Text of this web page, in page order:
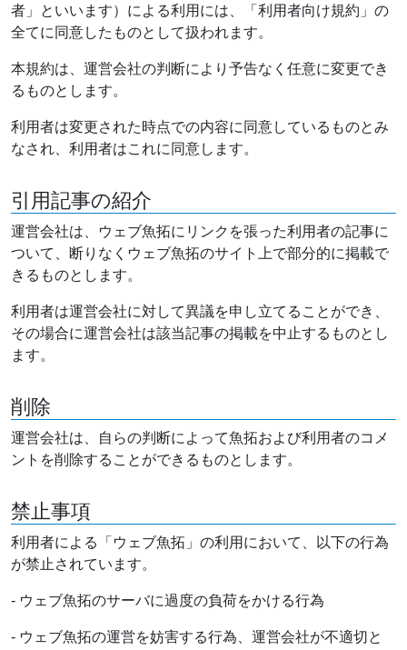
者」といいます）による利用には、「利用者向け規約」の
全てに同意したものとして扱われます。
本規約は、運営会社の判断により予告なく任意に変更でき
るものとします。
利用者は変更された時点での内容に同意しているものとみ
なされ、利用者はこれに同意します。
引用記事の紹介
運営会社は、ウェブ魚拓にリンクを張った利用者の記事に
ついて、断りなくウェブ魚拓のサイト上で部分的に掲載で
きるものとします。
利用者は運営会社に対して異議を申し立てることができ、
その場合に運営会社は該当記事の掲載を中止するものとし
ます。
削除
運営会社は、自らの判断によって魚拓および利用者のコメ
ントを削除することができるものとします。
禁止事項
利用者による「ウェブ魚拓」の利用において、以下の行為
が禁止されています。
- ウェブ魚拓のサーバに過度の負荷をかける行為
- ウェブ魚拓の運営を妨害する行為、運営会社が不適切と